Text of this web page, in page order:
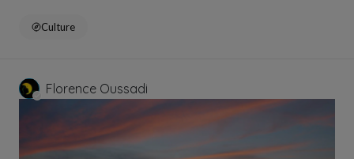
Culture
Florence Oussadi